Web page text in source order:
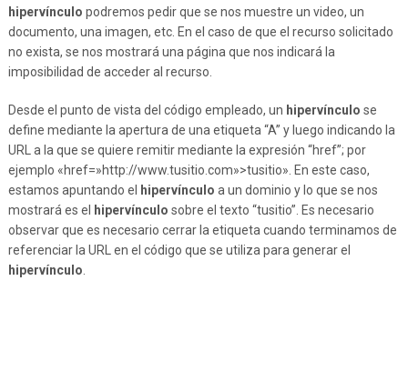
hipervínculo podremos pedir que se nos muestre un video, un
documento, una imagen, etc. En el caso de que el recurso solicitado
no exista, se nos mostrará una página que nos indicará la
imposibilidad de acceder al recurso.
Desde el punto de vista del código empleado, un hipervínculo se
define mediante la apertura de una etiqueta “A” y luego indicando la
URL a la que se quiere remitir mediante la expresión “href”; por
ejemplo «href=»http://www.tusitio.com»>tusitio». En este caso,
estamos apuntando el
hipervínculo a un dominio y lo que se nos
mostrará es el
hipervínculo sobre el texto “tusitio”. Es necesario
observar que es necesario cerrar la etiqueta cuando terminamos de
referenciar la URL en el código que se utiliza para generar el
hipervínculo